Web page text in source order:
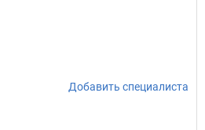
Добавить специалиста